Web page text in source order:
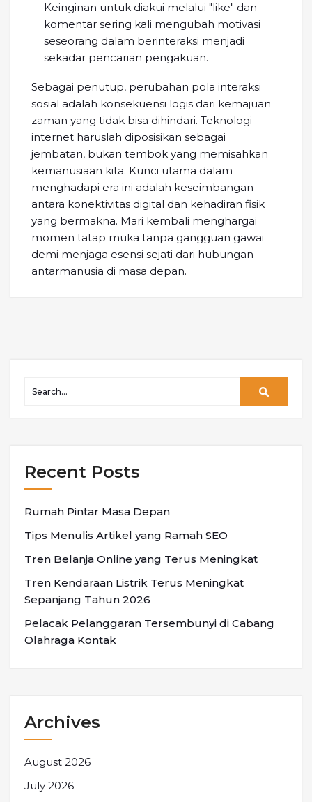
Keinginan untuk diakui melalui "like" dan
komentar sering kali mengubah motivasi
seseorang dalam berinteraksi menjadi
sekadar pencarian pengakuan.
Sebagai penutup, perubahan pola interaksi
sosial adalah konsekuensi logis dari kemajuan
zaman yang tidak bisa dihindari. Teknologi
internet haruslah diposisikan sebagai
jembatan, bukan tembok yang memisahkan
kemanusiaan kita. Kunci utama dalam
menghadapi era ini adalah keseimbangan
antara konektivitas digital dan kehadiran fisik
yang bermakna. Mari kembali menghargai
momen tatap muka tanpa gangguan gawai
demi menjaga esensi sejati dari hubungan
antarmanusia di masa depan.
Recent Posts
Rumah Pintar Masa Depan
Tips Menulis Artikel yang Ramah SEO
Tren Belanja Online yang Terus Meningkat
Tren Kendaraan Listrik Terus Meningkat
Sepanjang Tahun 2026
Pelacak Pelanggaran Tersembunyi di Cabang
Olahraga Kontak
Archives
August 2026
July 2026